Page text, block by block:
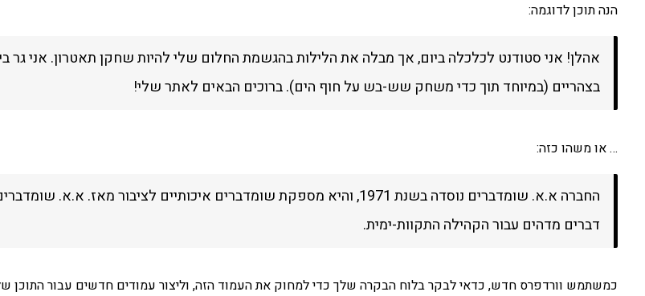
הנה תוכן לדוגמה:
אהלן! אני סטודנט לכלכלה ביום, אך מבלה את הלילות בהגשמת החלום שלי להיות שחקן תאטרון. אני גר
בצהריים (במיוחד תוך כדי משחק שש-בש על חוף הים). ברוכים הבאים לאתר שלי!
… או משהו כזה:
דברים מדהים עבור הקהילה התקוות-ימית.
כמשתמש וורדפרס חדש, כדאי לבקרבלוח הבקרה שלךכדי למחוק את העמוד הזה, וליצור עמודים חדשים עבור התוכן